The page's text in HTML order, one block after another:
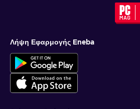
Λήψη Εφαρμογής Eneba